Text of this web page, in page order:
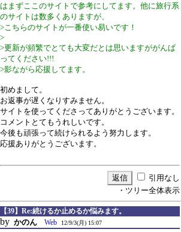
はまずここのサイトで参考にしてます。他に旅行系
のサイトは数多くありますが、
>こちらのサイトが一番使い易いです！
>
>更新が頻繁でとても大変だとは思いますががんば
ってください!!!
>影ながら応援してます。
初めまして。
お返事が遅くなりすみません。
サイトを使ってくださってありがとうございます。
コメントとてもうれしいです。
今後も頑張って続けられるよう努力します。
応援ありがとうございます。
引用なし
・ツリー全体表示
【39】Re:続けるか止めるか悩みます。
by かのん Web 12/9/3(月) 15:07